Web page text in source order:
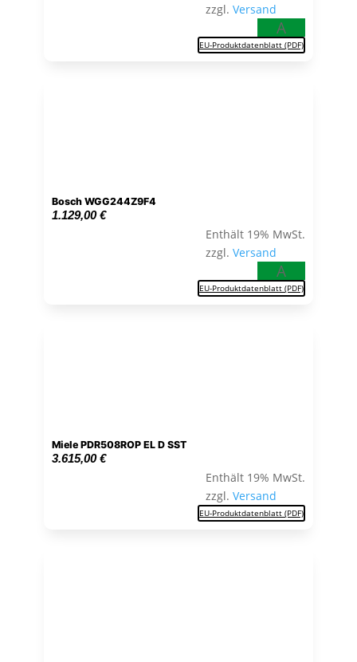
zzgl.Versand
A
EU-Produktdatenblatt (PDF)
Bosch WGG244Z9F4
1.129,00€
Enthält 19% MwSt.
zzgl.Versand
A
EU-Produktdatenblatt (PDF)
Miele PDR508ROP EL D SST
3.615,00€
Enthält 19% MwSt.
zzgl.Versand
EU-Produktdatenblatt (PDF)